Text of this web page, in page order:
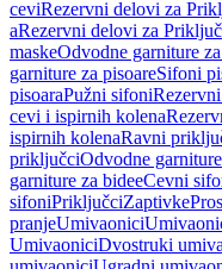
ceviRezervni delovi za
aRezervni delovi za
maskeOdvodne garniture
garniture za pisoareSifoni
pisoaraPužni sifoni
cevi i ispirnih kolena
ispirnih kolenaRavni
priključciOdvodne
garniture za bideeCevni
sifoniPriključciZaptivke
pranjeUmivaonici
UmivaoniciDvostruki